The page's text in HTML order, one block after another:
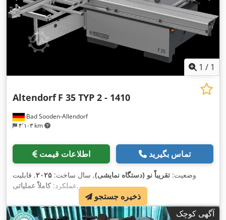
1 / 1
Bad Sooden-Allendorf
۴٬۱۰۳ km
Altendorf F 35 TYP 2 - 1410
اطلاعات قیمت تماس بگیرید
وضعیت: تقریباً نو (دستگاه نمایشی), سال ساخت: ۲۰۲۵, قابلیت
عملکرد:کاملاً عملیاتی ,
آگهی کوچک
ذخیره جستجو